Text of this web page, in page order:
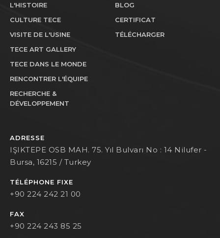
L'HISTOIRE
CULTURE TECE
VISITE DE L'USINE
TECE ART GALLERY
TECE DANS LE MONDE
RENCONTRER L'ÉQUIPE
RECHERCHE &
DÉVELOPPEMENT
BLOG
CERTIFICAT
TÉLÉCHARGER
ADRESSE
IŞIKTEPE OSB MAH. 75. Yıl Bulvarı No : 14 Nilufer -
Bursa, 16215 / Turkey
TÉLÉPHONE FIXE
+90 224 242 21 00
FAX
+90 224 243 85 25